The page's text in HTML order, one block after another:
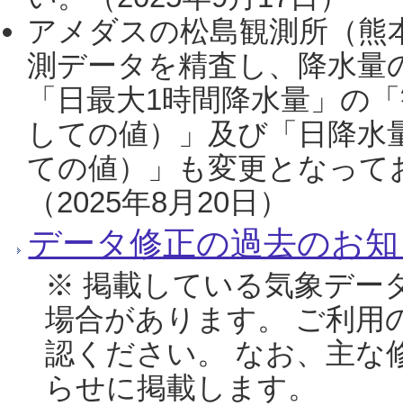
アメダスの松島観測所（熊
測データを精査し、降水
「日最大1時間降水量」の
しての値）」及び「日降
ての値）」も変更となっ
（2025年8月20日）
データ修正の過去のお
※ 掲載している気象デー
場合があります。 ご利用
認ください。 なお、主な
らせに掲載します。